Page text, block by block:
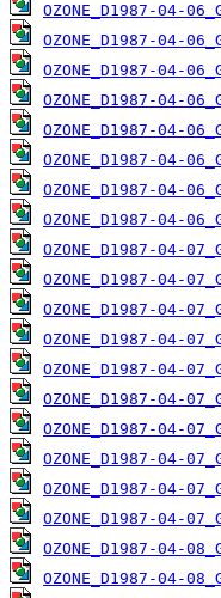
OZONE_D1987-04-
OZONE_D1987-04-
OZONE_D1987-04-
OZONE_D1987-04-
OZONE_D1987-04-
OZONE_D1987-04-
OZONE_D1987-04-
OZONE_D1987-04-
OZONE_D1987-04-
OZONE_D1987-04-
OZONE_D1987-04-
OZONE_D1987-04-
OZONE_D1987-04-
OZONE_D1987-04-
OZONE_D1987-04-
OZONE_D1987-04-
OZONE_D1987-04-
OZONE_D1987-04-
OZONE_D1987-04-
OZONE_D1987-04-